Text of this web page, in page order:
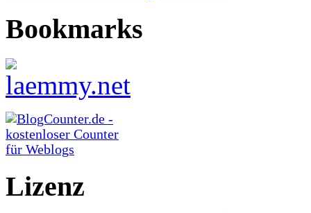
Bookmarks
Lizenz